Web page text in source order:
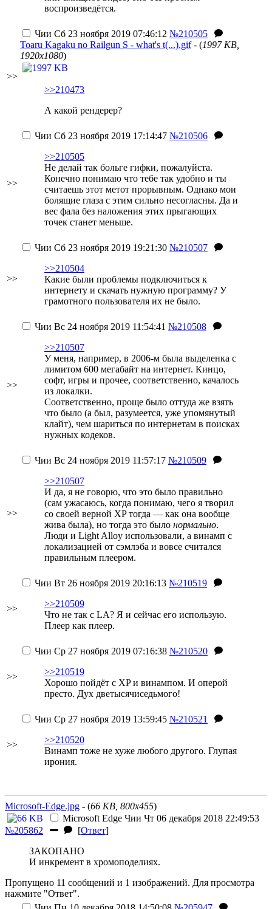
воспроизведётся.
>>
Чии Сб 23 ноября 2019 07:46:12 №210505
Toaru Kagaku no Railgun S - what's t(...).gif- (1997 KB,
1920x1080)
>>210473
А какой рендерер?
>>
Чии Сб 23 ноября 2019 17:14:47 №210506
>>210505
Не делай так больге гифки, пожалуйста.
Конечно понимаю что тебе так удобно и ты
считаешь этот метот прорывным. Однако мои
болящие глаза с этим сильно несогласны. Да и
вес фала без наложения этих прыгающих
точек станет меньше.
>>
Чии Сб 23 ноября 2019 19:21:30 №210507
>>210504
Какие были проблемы подключиться к
интернету и скачать нужную программу? У
грамотного пользователя их не было.
>>
Чии Вс 24 ноября 2019 11:54:41 №210508
>>210507
У меня, например, в 2006-м была выделенка с
лимитом 600 мегабайт на интернет. Кинцо,
софт, игры и прочее, соответственно, качалось
из локалки.
Соответственно, проще было оттуда же взять
что было (а был, разумеется, уже упомянутый
клайт), чем шариться по интернетам в поисках
нужных кодеков.
>>
Чии Вс 24 ноября 2019 11:57:17 №210509
>>210507
И да, я не говорю, что это было правильно
(сам ужасаюсь, когда понимаю, чего я творил
со своей верной XP тогда — как она вообще
жива была), но тогда это было нормально.
Люди и Light Alloy использовали, а винамп с
локализацией от сэмлэба и вовсе считался
правильным плеером.
>>
Чии Вт 26 ноября 2019 20:16:13 №210519
>>210509
Что не так с LA? Я и сейчас его использую.
Плеер как плеер.
>>
Чии Ср 27 ноября 2019 07:16:38 №210520
>>210519
Хорошо пойдёт с XP и винампом. И оперой
престо. Дух дветысячиседьмого!
>>
Чии Ср 27 ноября 2019 13:59:45 №210521
>>210520
Винамп тоже не хуже любого другого. Глупая
ирония.
Microsoft-Edge.jpg - (66 KB, 800x455)
Microsoft Edge Чии Чт 06 декабря 2018 22:49:53
№205862
[Ответ]
ЗАКОПАНО
И инкремент в хромоподелиях.
Пропущено 11 сообщений и 1 изображений. Для просмотра
нажмите "Ответ".